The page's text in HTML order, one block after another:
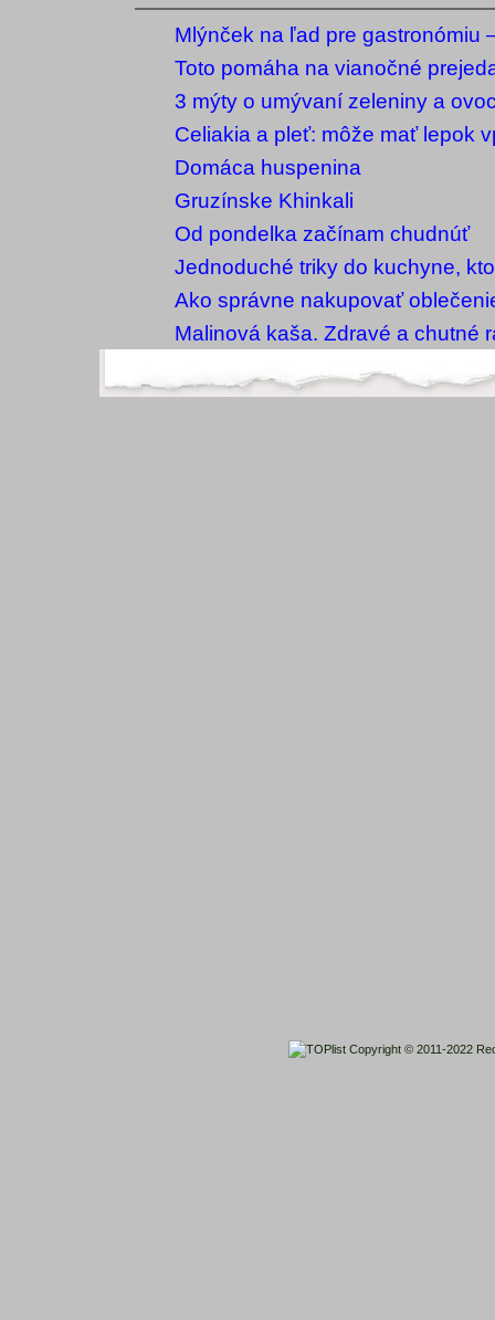
Mlýnček na ľad pre gastronómiu
vybrať?
Toto pomáha na vianočné
3 mýty o umývaní zeleniny a
vám zbytočne popletú hlavu
Celiakia a pleť: môže mať lepok
akné?
Domáca huspenina
Gruzínske Khinkali
Od pondelka začínam chudnúť
Jednoduché triky do kuchyne,
mali rozhodne poznať
Ako správne nakupovať
Malinová kaša. Zdravé a chutné
Copyright © 2011-2022